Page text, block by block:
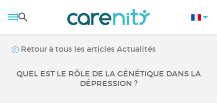
Retour à tous les articles Actualités
QUEL EST LE RÔLE DE LA GÉNÉTIQUE DANS LA
DÉPRESSION ?